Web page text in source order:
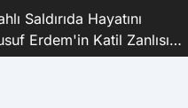
Saldırıda Hayatını
Erdem'in Katil Zanlısı